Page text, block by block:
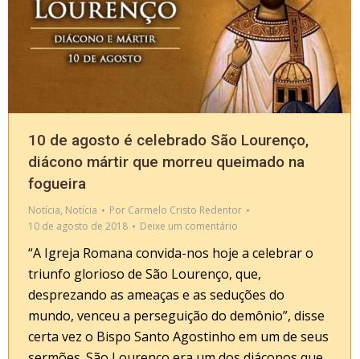
10 de agosto é celebrado São Lourenço,
diácono mártir que morreu queimado na
fogueira
Notícia, Notícia Por Carmelo Cristo Redentor
10 de agosto de 2018
Deixe um comentário
“A Igreja Romana convida-nos hoje a celebrar o
triunfo glorioso de São Lourenço, que,
desprezando as ameaças e as seduções do
mundo, venceu a perseguição do demônio”, disse
certa vez o Bispo Santo Agostinho em um de seus